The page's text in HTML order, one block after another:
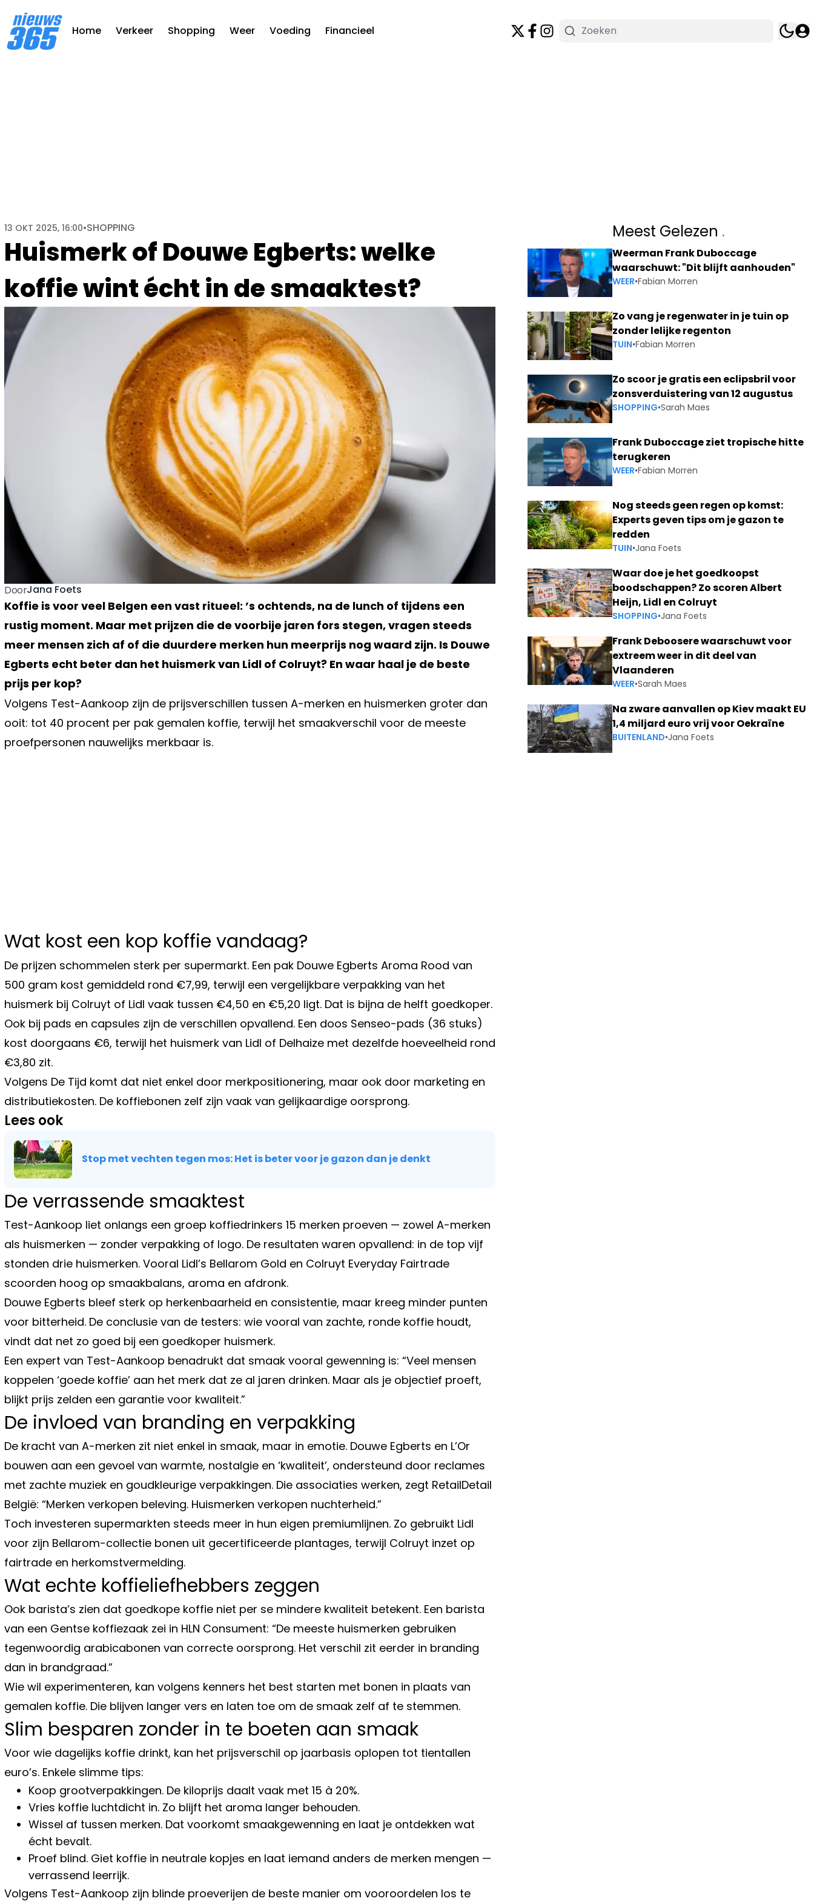
Home Verkeer Shopping Weer Voeding Financieel
Huismerk of Douwe Egberts: welke
koffie wint écht in de smaaktest?
13 OKT 2025, 16:00•SHOPPING
DoorJana Foets
Koffie is voor veel Belgen een vast ritueel: ’s ochtends, na de lunch of tijdens een
rustig moment. Maar met prijzen die de voorbije jaren fors stegen, vragen steeds
meer mensen zich af of die duurdere merken hun meerprijs nog waard zijn. Is Douwe
Egberts echt beter dan het huismerk van Lidl of Colruyt? En waar haal je de beste
prijs per kop?
Volgens Test-Aankoop zijn de prijsverschillen tussen A-merken en huismerken groter dan
ooit: tot 40 procent per pak gemalen koffie, terwijl het smaakverschil voor de meeste
proefpersonen nauwelijks merkbaar is.
Wat kost een kop koffie vandaag?
De prijzen schommelen sterk per supermarkt. Een pak Douwe Egberts Aroma Rood van
500 gram kost gemiddeld rond €7,99, terwijl een vergelijkbare verpakking van het
huismerk bij Colruyt of Lidl vaak tussen €4,50 en €5,20 ligt. Dat is bijna de helft goedkoper.
Ook bij pads en capsules zijn de verschillen opvallend. Een doos Senseo-pads (36 stuks)
kost doorgaans €6, terwijl het huismerk van Lidl of Delhaize met dezelfde hoeveelheid rond
€3,80 zit.
Volgens De Tijd komt dat niet enkel door merkpositionering, maar ook door marketing en
distributiekosten. De koffiebonen zelf zijn vaak van gelijkaardige oorsprong.
Lees ook
Stop met vechten tegen mos: Het is beter voor je gazon dan je denkt
De verrassende smaaktest
Test-Aankoop liet onlangs een groep koffiedrinkers 15 merken proeven — zowel A-merken
als huismerken — zonder verpakking of logo. De resultaten waren opvallend: in de top vijf
stonden drie huismerken. Vooral Lidl’s Bellarom Gold en Colruyt Everyday Fairtrade
scoorden hoog op smaakbalans, aroma en afdronk.
Douwe Egberts bleef sterk op herkenbaarheid en consistentie, maar kreeg minder punten
voor bitterheid. De conclusie van de testers: wie vooral van zachte, ronde koffie houdt,
vindt dat net zo goed bij een goedkoper huismerk.
Een expert van Test-Aankoop benadrukt dat smaak vooral gewenning is: “Veel mensen
koppelen ‘goede koffie’ aan het merk dat ze al jaren drinken. Maar als je objectief proeft,
blijkt prijs zelden een garantie voor kwaliteit.”
De invloed van branding en verpakking
De kracht van A-merken zit niet enkel in smaak, maar in emotie. Douwe Egberts en L’Or
bouwen aan een gevoel van warmte, nostalgie en ‘kwaliteit’, ondersteund door reclames
met zachte muziek en goudkleurige verpakkingen. Die associaties werken, zegt RetailDetail
België: “Merken verkopen beleving. Huismerken verkopen nuchterheid.”
Toch investeren supermarkten steeds meer in hun eigen premiumlijnen. Zo gebruikt Lidl
voor zijn Bellarom-collectie bonen uit gecertificeerde plantages, terwijl Colruyt inzet op
fairtrade en herkomstvermelding.
Wat echte koffieliefhebbers zeggen
Ook barista’s zien dat goedkope koffie niet per se mindere kwaliteit betekent. Een barista
van een Gentse koffiezaak zei in HLN Consument: “De meeste huismerken gebruiken
tegenwoordig arabicabonen van correcte oorsprong. Het verschil zit eerder in branding
dan in brandgraad.”
Wie wil experimenteren, kan volgens kenners het best starten met bonen in plaats van
gemalen koffie. Die blijven langer vers en laten toe om de smaak zelf af te stemmen.
Slim besparen zonder in te boeten aan smaak
Voor wie dagelijks koffie drinkt, kan het prijsverschil op jaarbasis oplopen tot tientallen
euro’s. Enkele slimme tips:
Koop grootverpakkingen. De kiloprijs daalt vaak met 15 à 20%.
Vries koffie luchtdicht in. Zo blijft het aroma langer behouden.
Wissel af tussen merken. Dat voorkomt smaakgewenning en laat je ontdekken wat
écht bevalt.
Proef blind. Giet koffie in neutrale kopjes en laat iemand anders de merken mengen —
verrassend leerrijk.
Volgens Test-Aankoop zijn blinde proeverijen de beste manier om vooroordelen los te
Meest Gelezen .
Weerman Frank Duboccage
waarschuwt: "Dit blijft aanhouden"
WEER•Fabian Morren
Zo vang je regenwater in je tuin op
zonder lelijke regenton
TUIN•Fabian Morren
Zo scoor je gratis een eclipsbril voor
zonsverduistering van 12 augustus
SHOPPING•Sarah Maes
Frank Duboccage ziet tropische hitte
terugkeren
WEER•Fabian Morren
Nog steeds geen regen op komst:
Experts geven tips om je gazon te
redden
TUIN•Jana Foets
Waar doe je het goedkoopst
boodschappen? Zo scoren Albert
Heijn, Lidl en Colruyt
SHOPPING•Jana Foets
Frank Deboosere waarschuwt voor
extreem weer in dit deel van
Vlaanderen
WEER•Sarah Maes
Na zware aanvallen op Kiev maakt EU
1,4 miljard euro vrij voor Oekraïne
BUITENLAND•Jana Foets